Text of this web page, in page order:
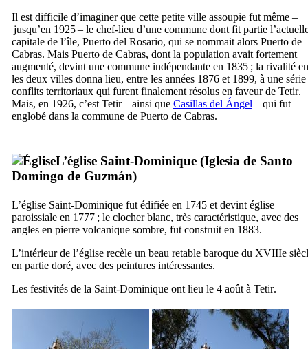
Il est difficile d’imaginer que cette petite ville assoupie fut même –
jusqu’en 1925 – le chef-lieu d’une commune dont fit partie
capitale de l’île, Puerto del Rosario, qui se nommait alors Puerto de
Cabras. Mais Puerto de Cabras, dont la population avait fortement
augmenté, devint une commune indépendante en 1835 ; la rivalité
les deux villes donna lieu, entre les années 1876 et 1899, à une série
conflits territoriaux qui furent finalement résolus en faveur de Tetir.
Mais, en 1926, c’est Tetir– ainsi que Casillas del Ángel – qui fut
englobé dans la commune de Puerto de Cabras.
L’église Saint-Dominique (Iglesia de Santo
Domingo de Guzmán)
L’église Saint-Dominique fut édifiée en 1745 et devint église
paroissiale en 1777 ; le clocher blanc, très caractéristique, avec des
angles en pierre volcanique sombre, fut construit en 1883.
L’intérieur de l’église recèle un beau retable baroque du XVIIIe
en partie doré, avec des peintures intéressantes.
Les festivités de la Saint-Dominique ont lieu le 4 août à Tetir.